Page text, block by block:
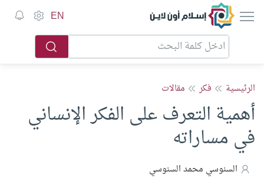
إسلام أون لاين EN
الرئيسية فكر مقالات
أهمية التعرف على الفكر الإنساني
في مساراته
السنوسي محمد السنوسي